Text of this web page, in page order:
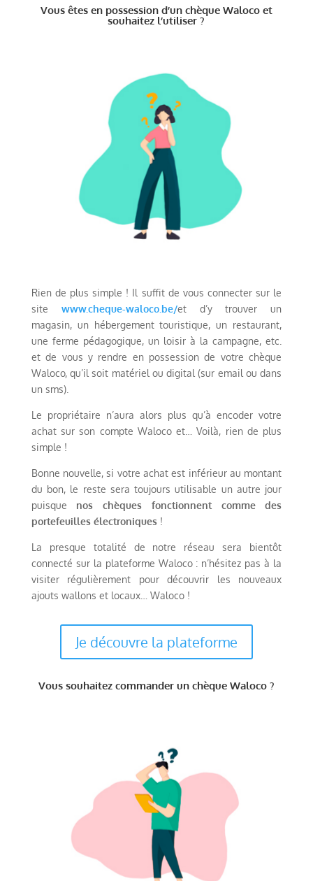
Vous êtes en possession d’un chèque Waloco et
souhaitez l’utiliser ?
Rien de plus simple ! Il suffit de vous connecter sur le
site www.cheque-waloco.be/et d’y trouver un
magasin, un hébergement touristique, un restaurant,
une ferme pédagogique, un loisir à la campagne, etc.
et de vous y rendre en possession de votre chèque
Waloco, qu’il soit matériel ou digital (sur email ou dans
un sms).
Le propriétaire n’aura alors plus qu’à encoder votre
achat sur son compte Waloco et… Voilà, rien de plus
simple !
Bonne nouvelle, si votre achat est inférieur au montant
du bon, le reste sera toujours utilisable un autre jour
puisque nos chèques fonctionnent comme des
portefeuilles électroniques!
La presque totalité de notre réseau sera bientôt
connecté sur la plateforme Waloco : n’hésitez pas à la
visiter régulièrement pour découvrir les nouveaux
ajouts wallons et locaux… Waloco !
Je découvre la plateforme
Vous souhaitez commander un chèque Waloco ?